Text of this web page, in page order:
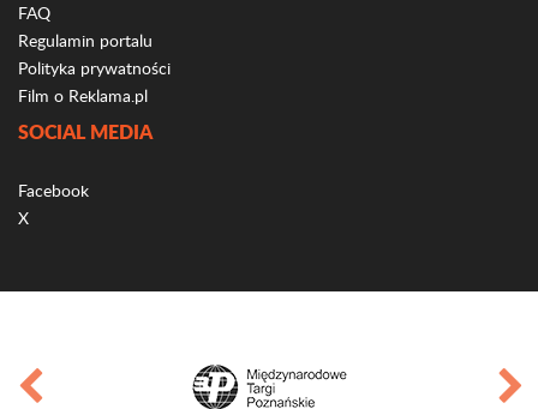
FAQ
Regulamin portalu
Polityka prywatności
Film o Reklama.pl
SOCIAL MEDIA
Facebook
X